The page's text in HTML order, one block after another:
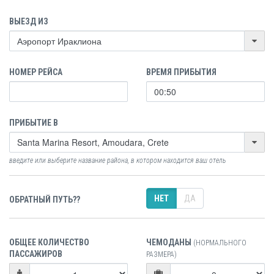
ВЫЕЗД ИЗ
НОМЕР РЕЙСА ВРЕМЯ ПРИБЫТИЯ
ПРИБЫТИЕ В
введите или выберите название района, в котором находится ваш отель
ОБРАТНЫЙ ПУТЬ?? НЕТ ДА
ОБЩЕЕ КОЛИЧЕСТВО
ПАССАЖИРОВ
ЧЕМОДАНЫ (НОРМАЛЬНОГО
РАЗМЕРА)